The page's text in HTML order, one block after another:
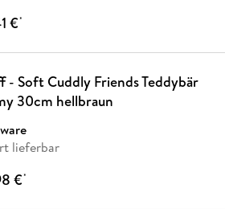
€*
- Soft Cuddly Friends Teddybär
30cm hellbraun
lieferbar
€*